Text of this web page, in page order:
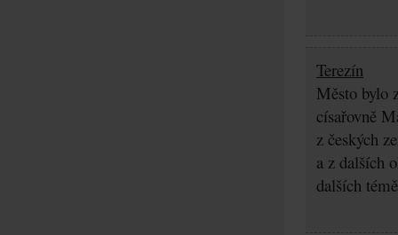
Terezín
Město bylo
císařovně
z českých
a z dalších
dalších